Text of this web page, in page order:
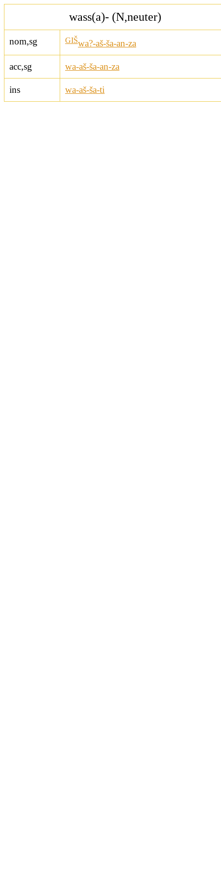
wass(a)- (N,neuter)
nom,sg GIŠwa?-aš-ša-an-za
acc,sg wa-aš-ša-an-za
ins wa-aš-ša-ti